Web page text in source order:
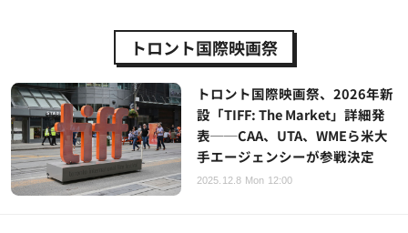
トロント国際映画祭
トロント国際映画祭、2026年新
設「TIFF: The Market」詳細発
表──CAA、UTA、WMEら米大
手エージェンシーが参戦決定
2025.12.8 Mon 12:00